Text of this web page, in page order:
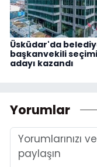
Üsküdar'da
başkanvekili
adayı kazandı
Yorumlar